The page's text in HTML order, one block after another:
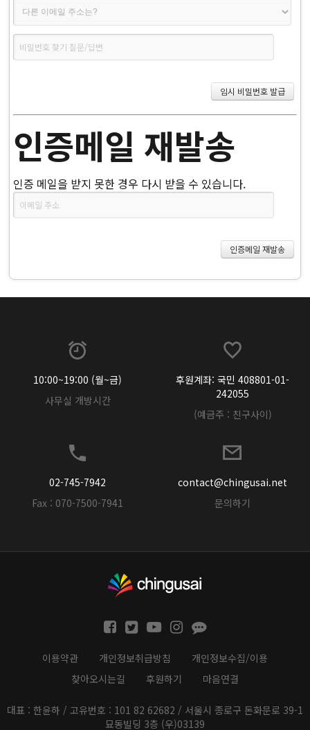
인증메일 재발송
인증 메일을 받지 못한 경우 다시 받을 수 있습니다.
10:00~19:00 (월~금)
사무실 개방시간
후원계좌: 국민 408801-01-
242055
(예금주 : 친구사이)
02-745-7942
Fax : 070-7500-7941
contact@chingusai.net
문의하기
이용약관 개인정보취급방침
개인정보수집/이용
찾아오시는길
후원하기 마음연결
대표 : 한윤하 / 고유번호 : 101 82 62682 / 서울시 종로구 돈화문로 39-1
묘동빌딩 3층 (우)03139